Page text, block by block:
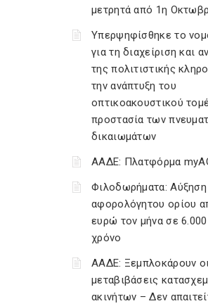
μετρητά από 1η
Υπερψηφίσθηκε το
για τη διαχείριση και
της πολιτιστικής
την ανάπτυξη του
οπτικοακουστικού
προστασία των
δικαιωμάτων
ΑΑΔΕ: Πλατφόρμα
Φιλοδωρήματα: Αύξηση
αφορολόγητου ορίου
ευρώ τον μήνα σε
χρόνο
ΑΑΔΕ: Ξεμπλοκάρουν
μεταβιβάσεις
ακινήτων – Δεν